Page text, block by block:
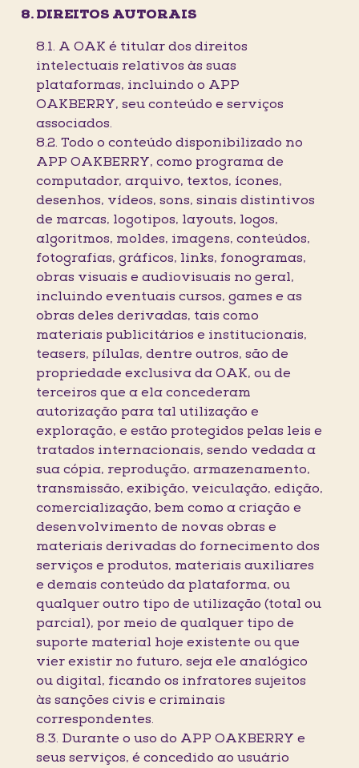
DIREITOS AUTORAIS
8.1. A OAK é titular dos direitos
intelectuais relativos às suas
plataformas, incluindo o APP
OAKBERRY, seu conteúdo e serviços
associados.
8.2. Todo o conteúdo disponibilizado no
APP OAKBERRY, como programa de
computador, arquivo, textos, ícones,
desenhos, vídeos, sons, sinais distintivos
de marcas, logotipos, layouts, logos,
algoritmos, moldes, imagens, conteúdos,
fotografias, gráficos, links, fonogramas,
obras visuais e audiovisuais no geral,
incluindo eventuais cursos, games e as
obras deles derivadas, tais como
materiais publicitários e institucionais,
teasers, pílulas, dentre outros, são de
propriedade exclusiva da OAK, ou de
terceiros que a ela concederam
autorização para tal utilização e
exploração, e estão protegidos pelas leis e
tratados internacionais, sendo vedada a
sua cópia, reprodução, armazenamento,
transmissão, exibição, veiculação, edição,
comercialização, bem como a criação e
desenvolvimento de novas obras e
materiais derivadas do fornecimento dos
serviços e produtos, materiais auxiliares
e demais conteúdo da plataforma, ou
qualquer outro tipo de utilização (total ou
parcial), por meio de qualquer tipo de
suporte material hoje existente ou que
vier existir no futuro, seja ele analógico
ou digital, ficando os infratores sujeitos
às sanções civis e criminais
correspondentes.
8.3. Durante o uso do APP OAKBERRY e
seus serviços, é concedido ao usuário